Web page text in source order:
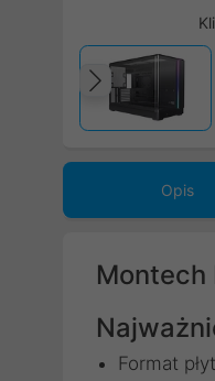
Opis
Montech
Format